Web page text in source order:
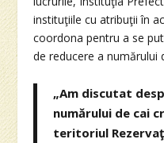
instituţiile cu atribuţii în
coordona pentru a se
de reducere a numărului
„Am discutat
numărului de cai
teritoriul